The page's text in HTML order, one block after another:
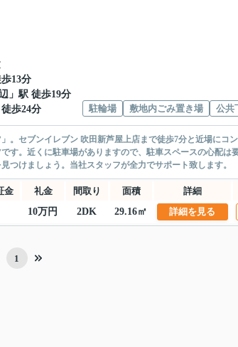
歩13分
」駅 徒歩19分
徒歩24分 駐輪場 敷地内ごみ置き場 公共
。セブンイレブン 吹田新芦屋上店まで徒歩7分と近場にコ
す。近くに駐車場がありますので、駐車スペースの心配は
つけましょう。当社スタッフが全力でサポート致します。
金 礼金 間取り 面積 詳細
10万円 2DK 29.16㎡ 詳細を見る
1